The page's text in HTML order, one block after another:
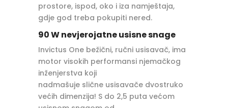
prostore, ispod, oko i iza namještaja,
gdje god treba pokupiti nered.
90 W nevjerojatne usisne snage
Invictus One bežični, ručni usisavač, ima
motor visokih performansi njemačkog
inženjerstva koji
nadmašuje slične usisavače dvostruko
većih dimenzija! S do 2,5 puta većom